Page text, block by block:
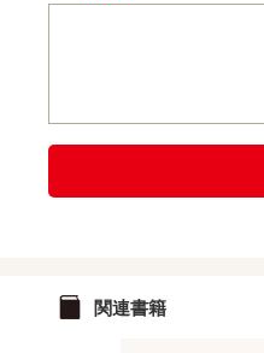
関連書籍